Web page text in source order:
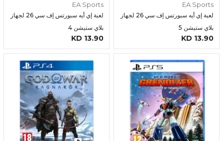
لعبة إي أيه سبورتس إف سي 26 لجهاز
بلاي ستيشن 5
EA Sports
13.90 KD
لعبة إي أيه سبورتس إف سي 26 لجهاز
بلاي ستيشن 4
EA Sports
13.90 KD